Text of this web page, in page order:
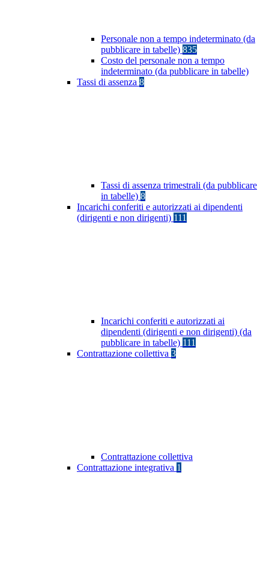
Personale non a tempo indeterminato (da
pubblicare in tabelle) 835
Costo del personale non a tempo
indeterminato (da pubblicare in tabelle)
Tassi di assenza 8
Tassi di assenza trimestrali (da pubblicare
in tabelle) 8
Incarichi conferiti e autorizzati ai dipendenti
(dirigenti e non dirigenti) 111
Incarichi conferiti e autorizzati ai
dipendenti (dirigenti e non dirigenti) (da
pubblicare in tabelle) 111
Contrattazione collettiva 3
Contrattazione collettiva
Contrattazione integrativa 1